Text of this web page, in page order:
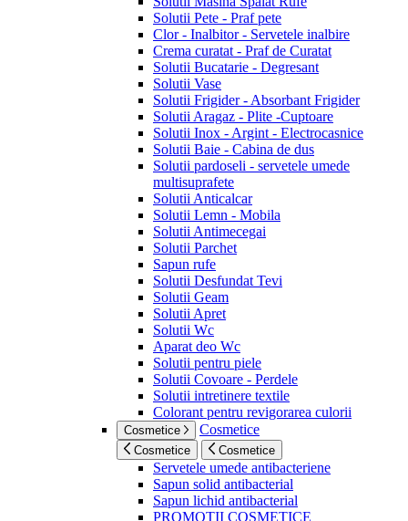
Solutii Pete - Praf pete
Clor - Inalbitor - Servetele inalbire
Crema curatat - Praf de Curatat
Solutii Bucatarie - Degresant
Solutii Vase
Solutii Frigider - Absorbant Frigider
Solutii Aragaz - Plite -Cuptoare
Solutii Inox - Argint - Electrocasnice
Solutii Baie - Cabina de dus
Solutii pardoseli - servetele umede
multisuprafete
Solutii Anticalcar
Solutii Lemn - Mobila
Solutii Antimecegai
Solutii Parchet
Sapun rufe
Solutii Desfundat Tevi
Solutii Geam
Solutii Apret
Solutii Wc
Aparat deo Wc
Solutii pentru piele
Solutii Covoare - Perdele
Solutii intretinere textile
Colorant pentru revigorarea culorii
Cosmetice Cosmetice
Cosmetice Cosmetice
Servetele umede antibacteriene
Sapun solid antibacterial
Sapun lichid antibacterial
PROMOTII COSMETICE